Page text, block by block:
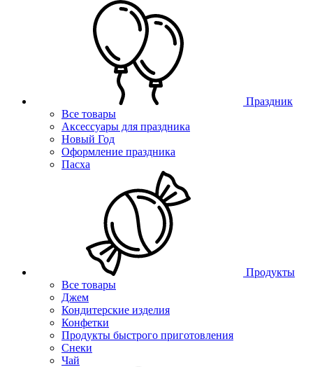
Праздник
Все товары
Аксессуары для праздника
Новый Год
Оформление праздника
Пасха
Продукты
Все товары
Джем
Кондитерские изделия
Конфетки
Продукты быстрого приготовления
Снеки
Чай